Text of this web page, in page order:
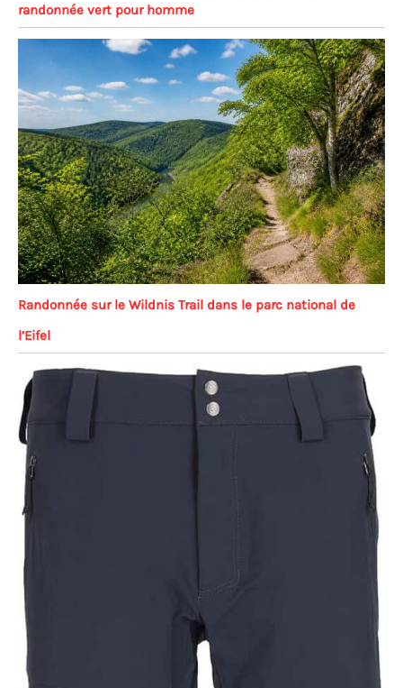
randonnée vert pour homme
Randonnée sur le Wildnis Trail dans le parc national de
l’Eifel